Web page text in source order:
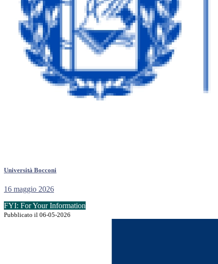
Università Bocconi
16 maggio 2026
FYI: For Your Information
Pubblicato il 06-05-2026